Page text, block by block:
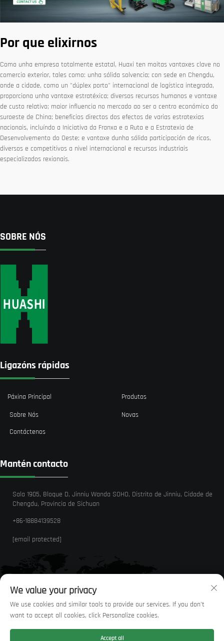
Por que elixirnos
Como unha empresa totalmente estatal, Huaxi ten moitas vantaxes clave no
comercio exterior, tales como: unha sólida solvencia; con sede en Chengdu,
onde a cidade, como un "dúplex porto" internacional de logística integrada,
proporciona unha vantaxe estratéxica; diversos recursos humanos e vantaxe
de custo relativo; maior influencia no mercado ao ser o centro económico do
suroeste de China; beneficios directos dos efectos de varias estratexias
nacionais, incluíndo a Iniciativa da Franxa e a Ruta e a Estratexia de
Desenvolvemento do Oeste; e vantaxe dunha sólida participación de ricos,
diversos e competitivos a nivel internacional e recursos industriais
especializados rexionais.
SOBRE NÓS
Ligazóns rápidas
Páxina Principal
Produtos
Sobre Nós
Novas
Contáctenos
Mantén contacto
Sala 1905, Bloque D, Jinniu Wanda SOHO, Distrito de Jinniu, Cidade de
Chengdu, Provincia de Sichuan
+86-18884139528
[email protected]
We value your privacy
We use cookies and similar tools to provide our services. If you don't
want to accept all cookies, click Personalize cookies.
Accept all